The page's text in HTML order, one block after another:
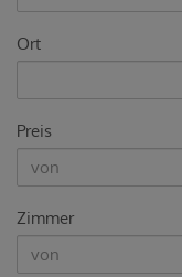
Ort
Preis
Zimmer